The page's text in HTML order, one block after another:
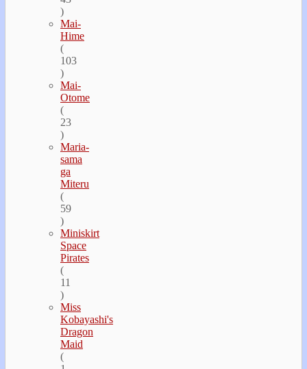
)
Mai-
Hime
(
103
)
Mai-
Otome
(
23
)
Maria-
sama
ga
Miteru
(
59
)
Miniskirt
Space
Pirates
(
11
)
Miss
Kobayashi's
Dragon
Maid
(